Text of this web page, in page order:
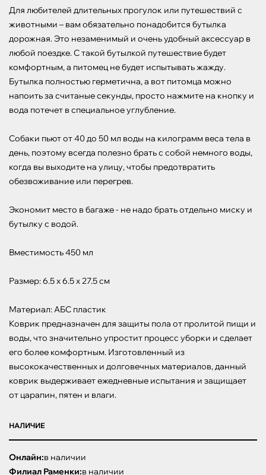
Для любителей длительных прогулок или путешествий с
животными – вам обязательно понадобится бутылка
дорожная. Это незаменимый и очень удобный аксессуар в
любой поездке. С такой бутылкой путешествие будет
комфортным, а питомец не будет испытывать жажду.
Бутылка полностью герметична, а вот питомца можно
напоить за считаные секунды, просто нажмите на кнопку и
вода потечет в специальное углубление.
Собаки пьют от 40 до 50 мл воды на килограмм веса тела в
день, поэтому всегда полезно брать с собой немного воды,
когда вы выходите на улицу, чтобы предотвратить
обезвоживание или перегрев.
Экономит место в багаже - не надо брать отдельно миску и
бутылку с водой.
Вместимость 450 мл
Размер: 6.5 х 6.5 х 27.5 см
Материал: АБС пластик
Коврик предназначен для защиты пола от пролитой пищи и
воды, что значительно упростит процесс уборки и сделает
его более комфортным. Изготовленный из
высококачественных и долговечных материалов, данный
коврик выдерживает ежедневные испытания и защищает
от царапин, пятен и влаги.
НАЛИЧИЕ
Онлайн:в наличии
Филиал Раменки:в наличии